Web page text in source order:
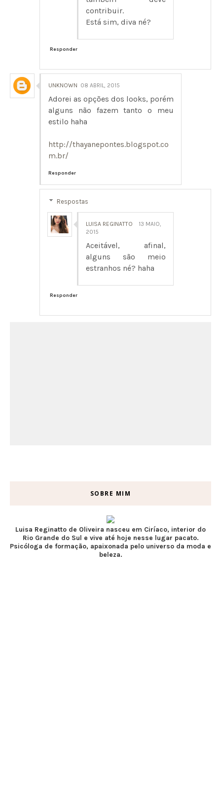
contribuir.
Está sim, diva né?
Responder
UNKNOWN 08 ABRIL, 2015
Adorei as opções dos looks, porém
alguns não fazem tanto o meu
estilo haha
http://thayanepontes.blogspot.co
m.br/
Responder
Respostas
LUISA REGINATTO
13 MAIO,
2015
Aceitável, afinal,
alguns são meio
estranhos né? haha
Responder
SOBRE MIM
Luisa Reginatto de Oliveira nasceu em Ciríaco, interior do
Rio Grande do Sul e vive até hoje nesse lugar pacato.
Psicóloga de formação, apaixonada pelo universo da moda e
beleza.